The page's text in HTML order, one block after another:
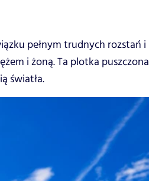
pełnym trudnych rozstań i
i żoną. Ta plotka puszczona
światła.